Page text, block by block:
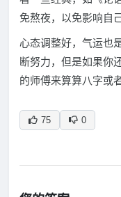
免熬夜，以免影响自
心态调整好，气运也
断努力，但是如果你
的师傅来算算八字或
75 0